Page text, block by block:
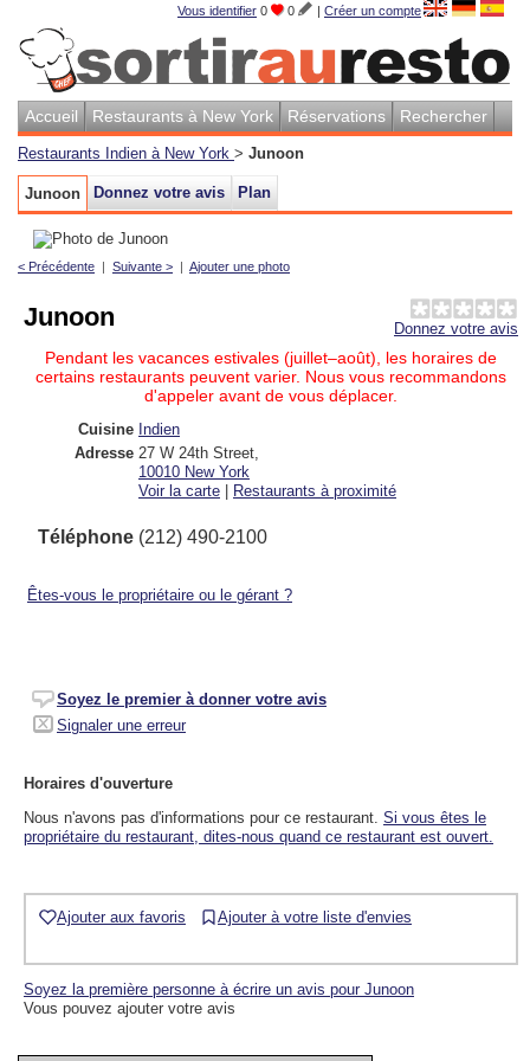
Vous identifier 0 0 | Créer un compte
Accueil Restaurants à New York Réservations Rechercher
Restaurants Indien à New York > Junoon
Junoon Donnez votre avis Plan
< Précédente | Suivante > | Ajouter une photo
Donnez votre avis
Junoon
Pendant les vacances estivales (juillet–août), les horaires de
certains restaurants peuvent varier. Nous vous recommandons
d'appeler avant de vous déplacer.
Cuisine Indien
Adresse 27 W 24th Street
10010 New York
Voir la carte
Restaurants à proximité
Téléphone (212) 490-2100
Êtes-vous le propriétaire ou le gérant ?
Soyez le premier à donner votre avis
Signaler une erreur
Horaires d'ouverture
Nous n'avons pas d'informations pour ce restaurant. Si vous êtes le
propriétaire du restaurant, dites-nous quand ce restaurant est ouvert.
Ajouter aux favoris Ajouter à votre liste d'envies
Soyez la première personne à écrire un avis pour Junoon
Vous pouvez ajouter votre avis